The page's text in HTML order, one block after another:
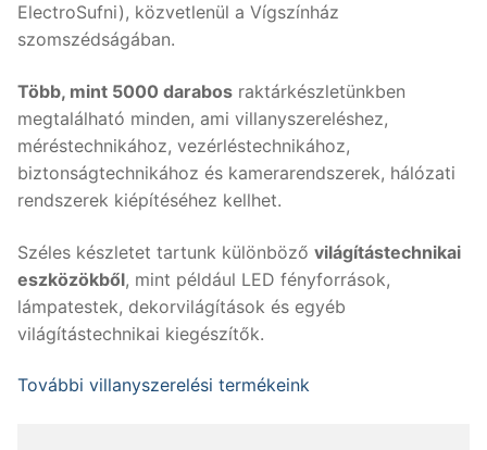
ElectroSufni), közvetlenül a Vígszínház
szomszédságában.
Több, mint 5000 darabos raktárkészletünkben
megtalálható minden, ami villanyszereléshez,
méréstechnikához, vezérléstechnikához,
biztonságtechnikához és kamerarendszerek, hálózati
rendszerek kiépítéséhez kellhet.
Széles készletet tartunk különböző világítástechnikai
eszközökből, mint például LED fényforrások,
lámpatestek, dekorvilágítások és egyéb
világítástechnikai kiegészítők.
További villanyszerelési termékeink